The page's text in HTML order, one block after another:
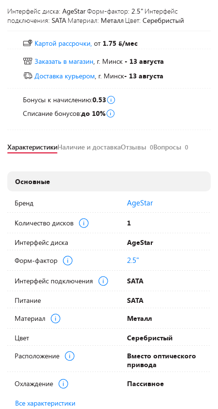
Интерфейс диска: AgeStarФорм-фактор: 2.5" Интерфейс
подключения: SATA Материал: Металл Цвет: Серебристый
Картой рассрочки, от 1.75
/мес
Заказать в магазин, г. Минск - 13 августа
Доставка курьером, г. Минск- 13 августа
Бонусы к начислению:0.53
Списание бонусов:до 10%
ХарактеристикиНаличие и доставкаОтзывы 0Вопросы 0
Основные
Бренд AgeStar
Количество дисков 1
Интерфейс диска
AgeStar
Форм-фактор
2.5"
Интерфейс подключения SATA
Питание
SATA
Материал
Металл
Цвет
Серебристый
Расположение
Вместо оптического
привода
Охлаждение Пассивное
Все характеристики